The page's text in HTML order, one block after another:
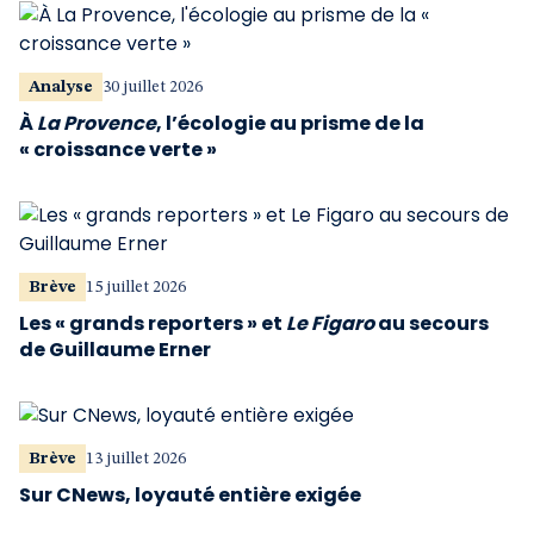
Analyse 30 juillet 2026
ÀLa Provence, l’écologie au prisme de la
« croissance verte »
Brève 15 juillet 2026
Les « grands reporters » et Le Figaroau secours
de Guillaume Erner
Brève 13 juillet 2026
Sur CNews, loyauté entière exigée